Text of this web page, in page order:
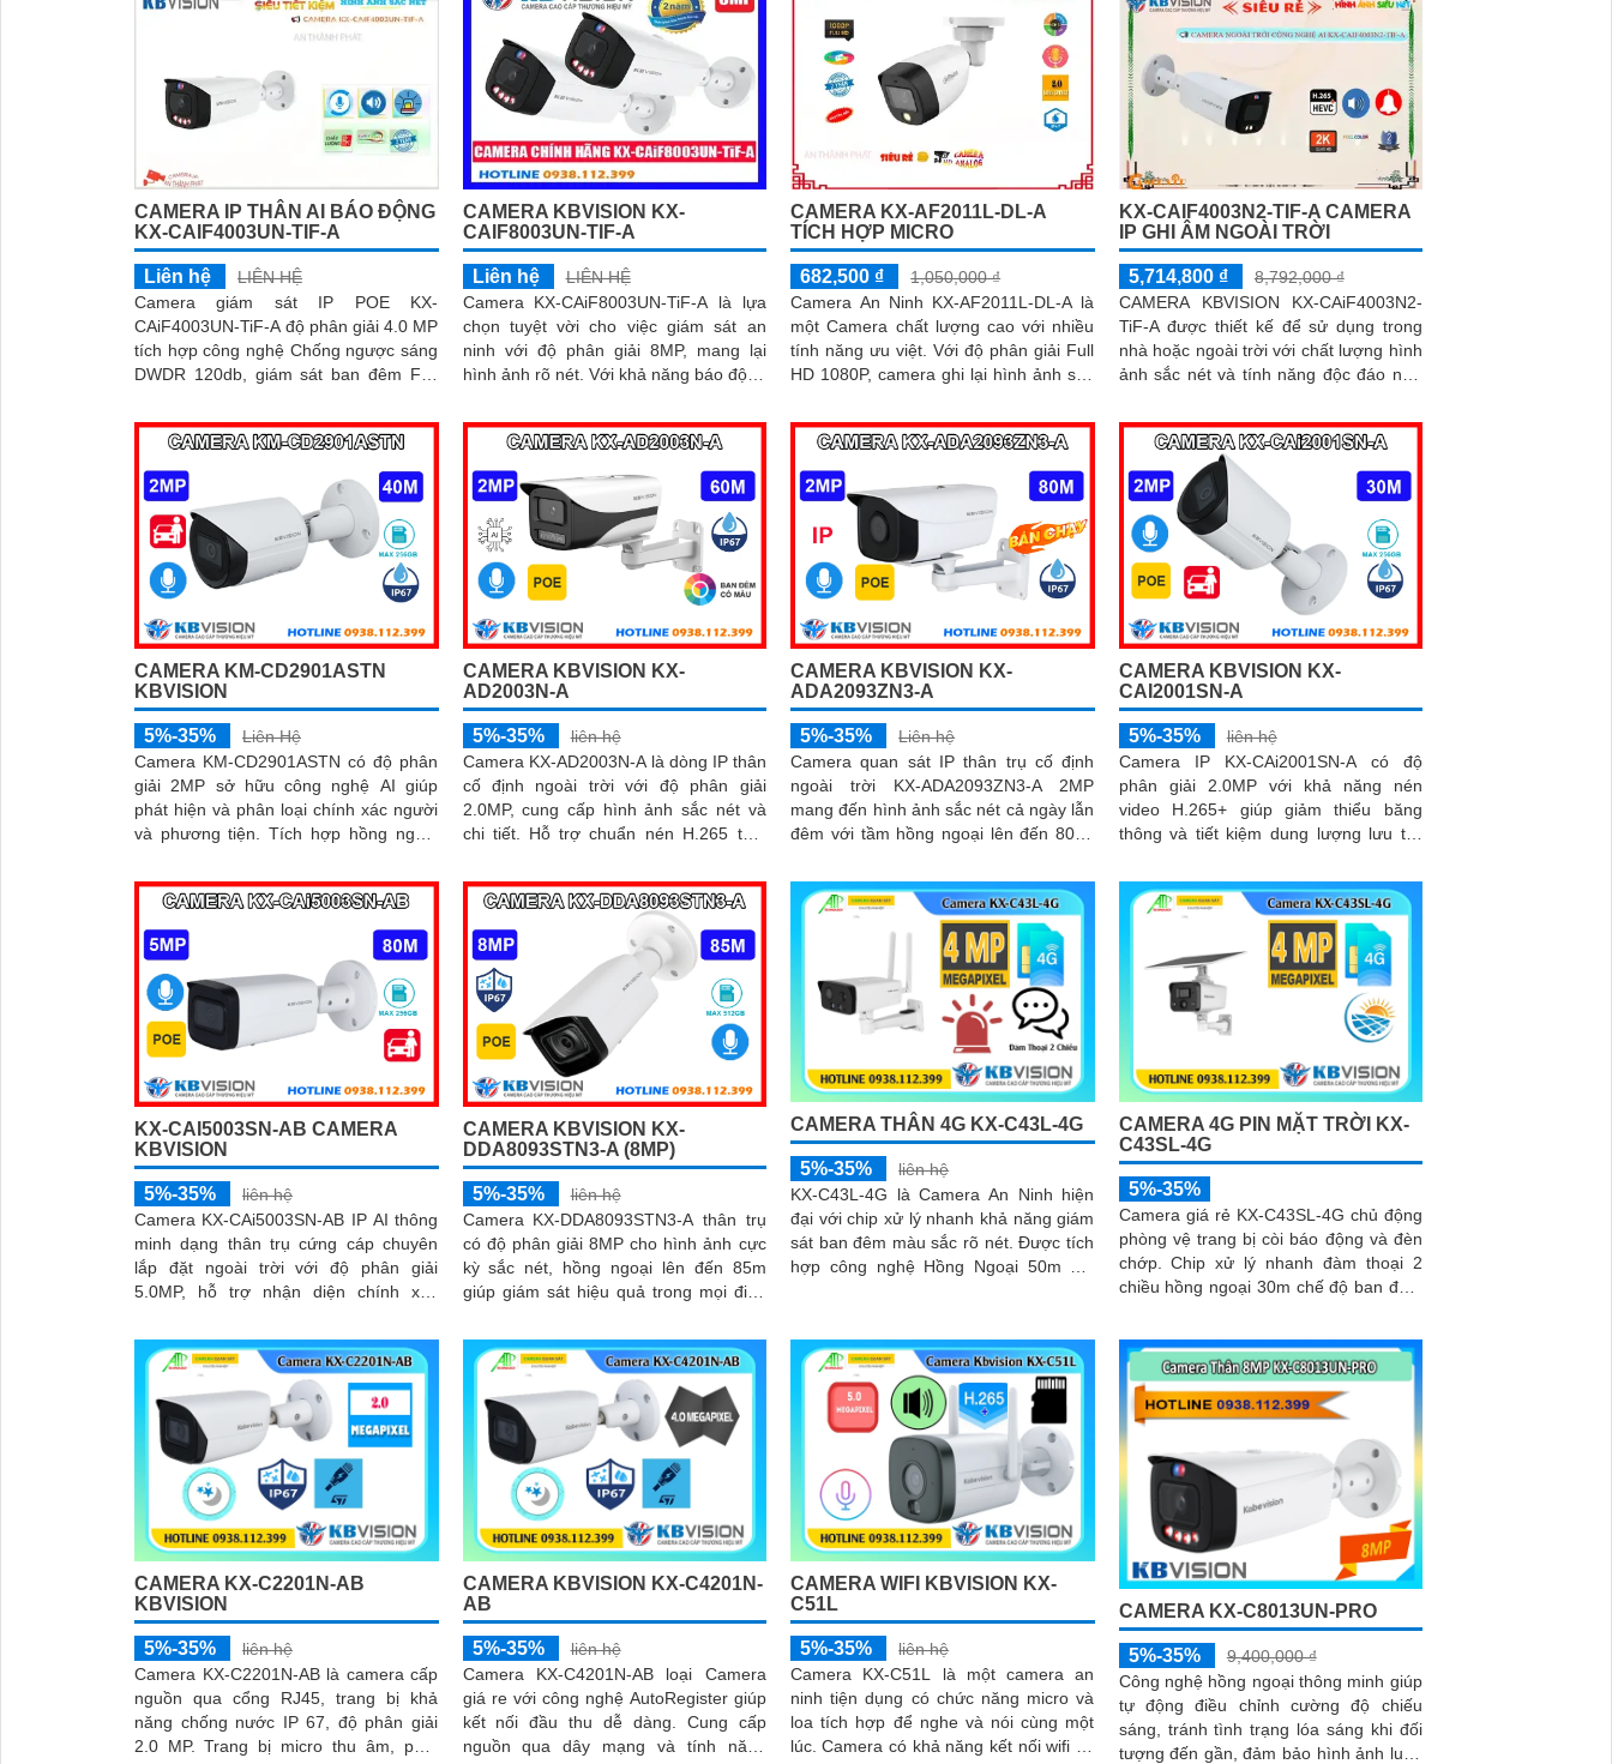
CAMERA IP THÂN AI BÁO ĐỘNG
KX-CAIF4003UN-TIF-A
Liên hệ
LIÊN HỆ
Camera giám sát IP POE KX-
CAiF4003UN-TiF-A độ phân giải 4.0 MP
tích hợp công nghệ Chống ngược sáng
DWDR 120db, giám sát ban đêm Full
xuất, kho hàngCamera giá rẻ KX-
CAiF4003UN-TiF-A, độ phân giải 4
CAMERA KBVISION KX-
CAIF8003UN-TIF-A
Liên hệ
LIÊN HỆ
Camera KX-CAiF8003UN-TiF-A là lựa
chọn tuyệt vời cho việc giám sát an
ninh với độ phân giải 8MP, mang lại
hình ảnh rõ nét. Với khả năng báo động
hú 110dB, camera đảm bảo phát hiện
và cảnh báo khi có xâm nhậpThiết bị
Camera Giá Rẻ Công Nghệ POE KX-
CAiF8003UN-TiF-A tích hợp chức năng
cao cấp Thu Âm Và Loa rõ ràng để
mang lại trải nghiệm hình ảnh và âm
thanh tốt nhất
CAMERA KX-AF2011L-DL-A
TÍCH HỢP MICRO
682,500 ₫
1,050,000 ₫
Camera An Ninh KX-AF2011L-DL-A là
một Camera chất lượng cao với nhiều
tính năng ưu việt. Với độ phân giải Full
HD 1080P, camera ghi lại hình ảnh sắc
quan sát được mọi chi tiết
KX-CAIF4003N2-TIF-A CAMERA
IP GHI ÂM NGOÀI TRỜI
5,714,800 ₫
8,792,000 ₫
CAMERA KBVISION KX-CAiF4003N2-
TiF-A được thiết kế để sử dụng trong
nhà hoặc ngoài trời với chất lượng hình
ảnh sắc nét và tính năng độc đáo như
CAMERA KM-CD2901ASTN
KBVISION
5%-35%
Liên Hệ
Camera KM-CD2901ASTN có độ phân
giải 2MP sở hữu công nghệ AI giúp
phát hiện và phân loại chính xác người
và phương tiện. Tích hợp hồng ngoại
256GB và đạt chuẩn IP67, IK10, đảm
bảo hoạt động bền bỉ trong mọi điều
kiện môi trường
CAMERA KBVISION KX-
AD2003N-A
5%-35%
liên hệ
Camera KX-AD2003N-A là dòng IP thân
cố định ngoài trời với độ phân giải
2.0MP, cung cấp hình ảnh sắc nét và
chi tiết. Hỗ trợ chuẩn nén H.265 tầm
CAMERA KBVISION KX-
ADA2093ZN3-A
5%-35%
Liên hệ
Camera quan sát IP thân trụ cố định
ngoài trời KX-ADA2093ZN3-A 2MP
mang đến hình ảnh sắc nét cả ngày lẫn
đêm với tầm hồng ngoại lên đến 80m.
lắp đặt dễ dàng, đạt chuẩn IP67 chống
bụi nước, hoạt động bền bỉ trong mọi
CAMERA KBVISION KX-
CAI2001SN-A
5%-35%
liên hệ
Camera IP KX-CAi2001SN-A có độ
phân giải 2.0MP với khả năng nén
video H.265+ giúp giảm thiểu băng
thông và tiết kiệm dung lượng lưu trữ
minh...
KX-CAI5003SN-AB CAMERA
KBVISION
5%-35%
liên hệ
Camera KX-CAi5003SN-AB IP AI thông
minh dạng thân trụ cứng cáp chuyên
lắp đặt ngoài trời với độ phân giải
5.0MP, hỗ trợ nhận diện chính xác
quả giám sát.
CAMERA KBVISION KX-
DDA8093STN3-A (8MP)
5%-35%
liên hệ
Camera KX-DDA8093STN3-A thân trụ
có độ phân giải 8MP cho hình ảnh cực
kỳ sắc nét, hồng ngoại lên đến 85m
giúp giám sát hiệu quả trong mọi điều
minh như nhận diện khuôn mặt, đếm
người và nhận diện đối tượng cùng khe
cắm thẻ Micro SD 512GB mang lại sự
tiện lợi tối đa được bảo vệ với chuẩn
IP67, IK10 và hỗ trợ PoE, camera đảm
bảo hoạt động ổn định
CAMERA THÂN 4G KX-C43L-4G
5%-35%
liên hệ
KX-C43L-4G là Camera An Ninh hiện
đại với chip xử lý nhanh khả năng giám
sát ban đêm màu sắc rõ nét. Được tích
hợp công nghệ Hồng Ngoại 50m 4.0
CAMERA 4G PIN MẶT TRỜI KX-
C43SL-4G
5%-35%
Camera giá rẻ KX-C43SL-4G chủ động
phòng vệ trang bị còi báo động và đèn
chớp. Chip xử lý nhanh đàm thoại 2
chiều hồng ngoại 30m chế độ ban đêm
CAMERA KX-C2201N-AB
KBVISION
5%-35%
liên hệ
Camera KX-C2201N-AB là camera cấp
nguồn qua cổng RJ45, trang bị khả
năng chống nước IP 67, độ phân giải
2.0 MP. Trang bị micro thu âm, phát
CAMERA KBVISION KX-C4201N-
AB
5%-35%
liên hệ
Camera KX-C4201N-AB loại Camera
giá re với công nghệ AutoRegister giúp
kết nối đầu thu dễ dàng. Cung cấp
nguồn qua dây mạng và tính năng
CAMERA WIFI KBVISION KX-
C51L
5%-35%
liên hệ
Camera KX-C51L là một camera an
ninh tiện dụng có chức năng micro và
loa tích hợp để nghe và nói cùng một
lúc. Camera có khả năng kết nối wifi và
CAMERA KX-C8013UN-PRO
5%-35%
9,400,000 ₫
Công nghệ hồng ngoại thông minh giúp
tự động điều chỉnh cường độ chiếu
sáng, tránh tình trạng lóa sáng khi đối
tượng đến gần, đảm bảo hình ảnh luôn